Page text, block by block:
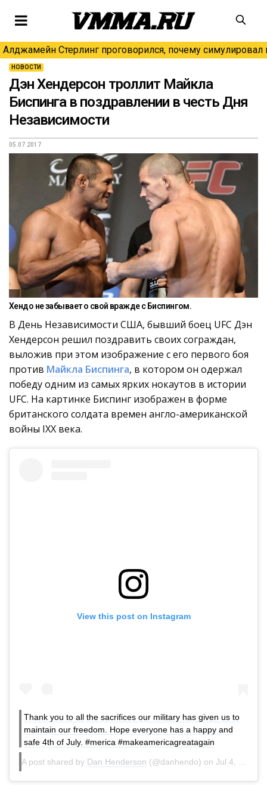
Алджамейн Стерлинг проговорился, почему симулировал
НОВОСТИ
Дэн Хендерсон троллит Майкла
Биспинга в поздравлении в честь Дня
Независимости
05.07.2017
Хендо не забывает о свой вражде с Биспингом.
В День Независимости США, бывший боец UFC Дэн
Хендерсон решил поздравить своих сограждан,
выложив при этом изображение с его первого боя
против Майкла Биспинга, в котором он одержал
победу одним из самых ярких нокаутов в истории
UFC. На картинке Биспинг изображен в форме
британского солдата времен англо-американской
войны IXX века.
View this post on Instagram
Thank you to all the sacrifices our military has given us to
maintain our freedom. Hope everyone has a happy and
safe 4th of July. #merica #makeamericagreatagain
A post shared by Dan Henderson (@danhendo) on Jul 4, 2017 at 1:14pm PDT